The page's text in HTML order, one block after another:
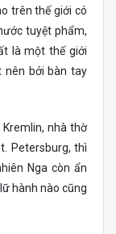
trên thế giới có
tuyệt phẩm,
là một thế giới
nên bởi bàn tay
Kremlin, nhà thờ
Petersburg, thì
Nga còn ẩn
hành nào cũng